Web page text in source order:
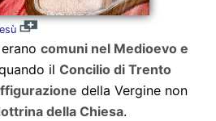
comuni nel Medioevo e
il Concilio di Trento
della Vergine non
della Chiesa.